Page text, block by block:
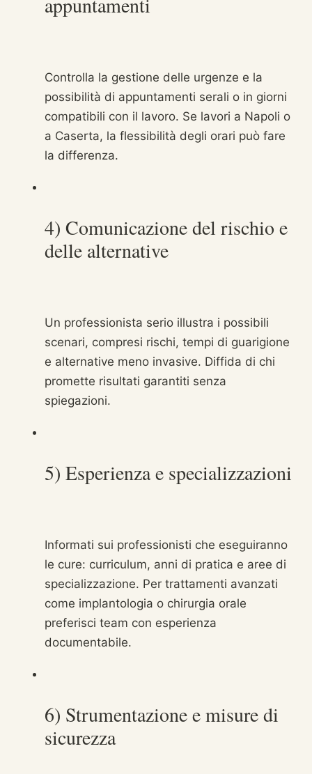
Controlla la gestione delle urgenze e la
possibilità di appuntamenti serali o in giorni
compatibili con il lavoro. Se lavori a Napoli o
a Caserta, la flessibilità degli orari può fare
la differenza.
4) Comunicazione del rischio e
delle alternative
Un professionista serio illustra i possibili
scenari, compresi rischi, tempi di guarigione
e alternative meno invasive. Diffida di chi
promette risultati garantiti senza
spiegazioni.
5) Esperienza e specializzazioni
Informati sui professionisti che eseguiranno
le cure: curriculum, anni di pratica e aree di
specializzazione. Per trattamenti avanzati
come implantologia o chirurgia orale
preferisci team con esperienza
documentabile.
6) Strumentazione e misure di
sicurezza